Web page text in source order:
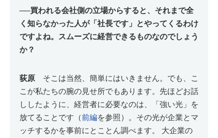
──買われる会社側の立場からすると、それまで全
く知らなかった人が「社長です」とやってくるわけ
ですよね。スムーズに経営できるものなのでしょう
か？
荻原 そこは当然、簡単にはいきません。でも、こ
こが私たちの腕の見せ所でもあります。先ほどお話
ししたように、経営者に必要なのは、「強い光」を
放てることです（前編を参照）。その光が企業とマ
ッチするかを事前にとことん調べます。 大企業の